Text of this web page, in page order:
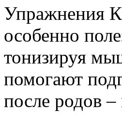
Упражнения
особенно
тонизируя
помогают
после родов